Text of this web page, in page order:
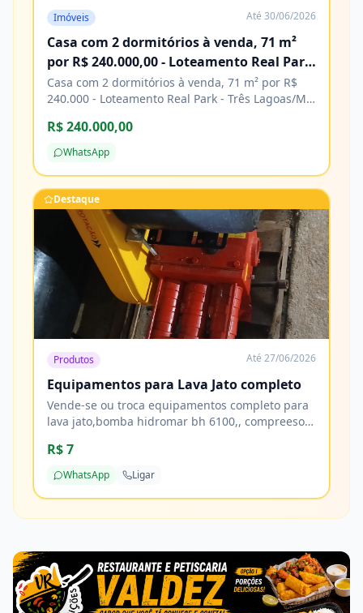
Imóveis Até 30/06/2026
Casa com 2 dormitórios à venda, 71 m²
por R$ 240.000,00 - Loteamento Real Park
- Três Lagoas/MS
Casa com 2 dormitórios à venda, 71 m² por R$
240.000 - Loteamento Real Park - Três Lagoas/MS
R$ 240.000,00
WhatsApp
Destaque
Produtos Até 27/06/2026
Equipamentos para Lava Jato completo
Vende-se ou troca equipamentos completo para
lava jato,bomba hidromar bh 6100,, compreesor
litros 2 tamores de 200 litros e mais de 20 metros
de mangueiras
R$ 7
WhatsApp Ligar